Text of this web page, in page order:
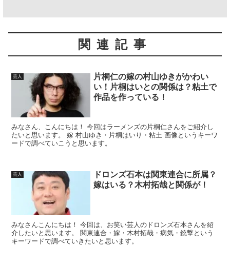
関連記事
芸人
片桐仁の嫁の村山ゆきがかわい
い！片桐はいとの関係は？粘土で
作品を作っている！
みなさん、こんにちは！ 今回はラーメンズの片桐仁さんをご紹介し
たいと思います。 嫁 村山ゆき・片桐はいり・粘土 画像というキーワ
ードで調べていこうと思います。
芸人
ドロンズ石本は関東連合に所属？
嫁はいる？木村拓哉と関係が！
みなさんこんにちは！ 今回は、お笑い芸人のドロンズ石本さんを紹
介したいと思います。 関東連合・嫁・木村拓哉・病気・銃撃という
キーワードで調べていきたいと思います。